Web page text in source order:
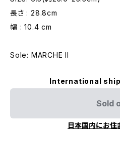
長さ : 28.8cm
幅 : 10.4 cm
Sole: MARCHE II
International
Sold
日本国内にお住